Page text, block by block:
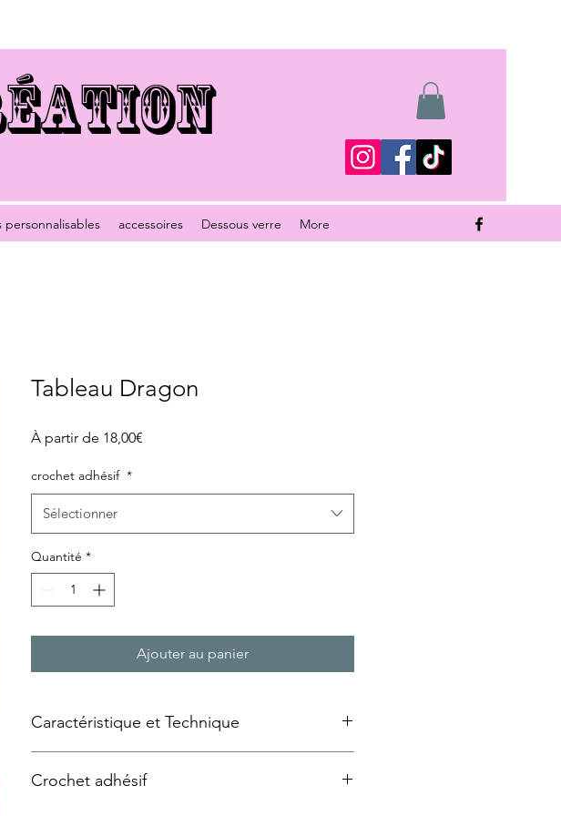
personnalisables accessoires Dessous verre More
Tableau Dragon
À partir de 18,00€
crochet adhésif *
Sélectionner
Quantité *
Ajouter au panier
Caractéristique et Technique
Technique utilisée :Transfert d'image à froid sur un
Crochet adhésif